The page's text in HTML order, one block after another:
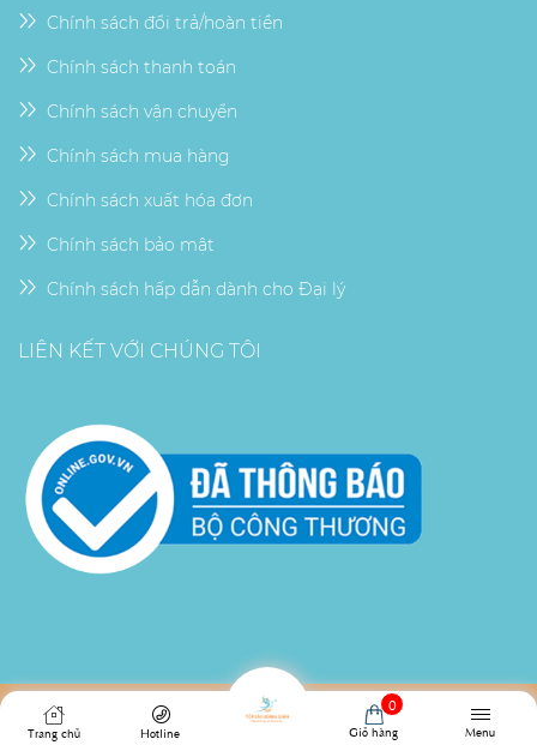
Chính sách đổi trả/hoàn tiền
Chính sách thanh toán
Chính sách vận chuyển
Chính sách mua hàng
Chính sách xuất hóa đơn
Chính sách bảo mật
Chính sách hấp dẫn dành cho Đại lý
LIÊN KẾT VỚI CHÚNG TÔI
Trang chủ Hotline Giỏ hàng
0
Menu
Copyright © 2022 - CÔNG TY TNHH YẾN SÀO HOÀNG OANH
All rights reserved.Design by i-web.vn